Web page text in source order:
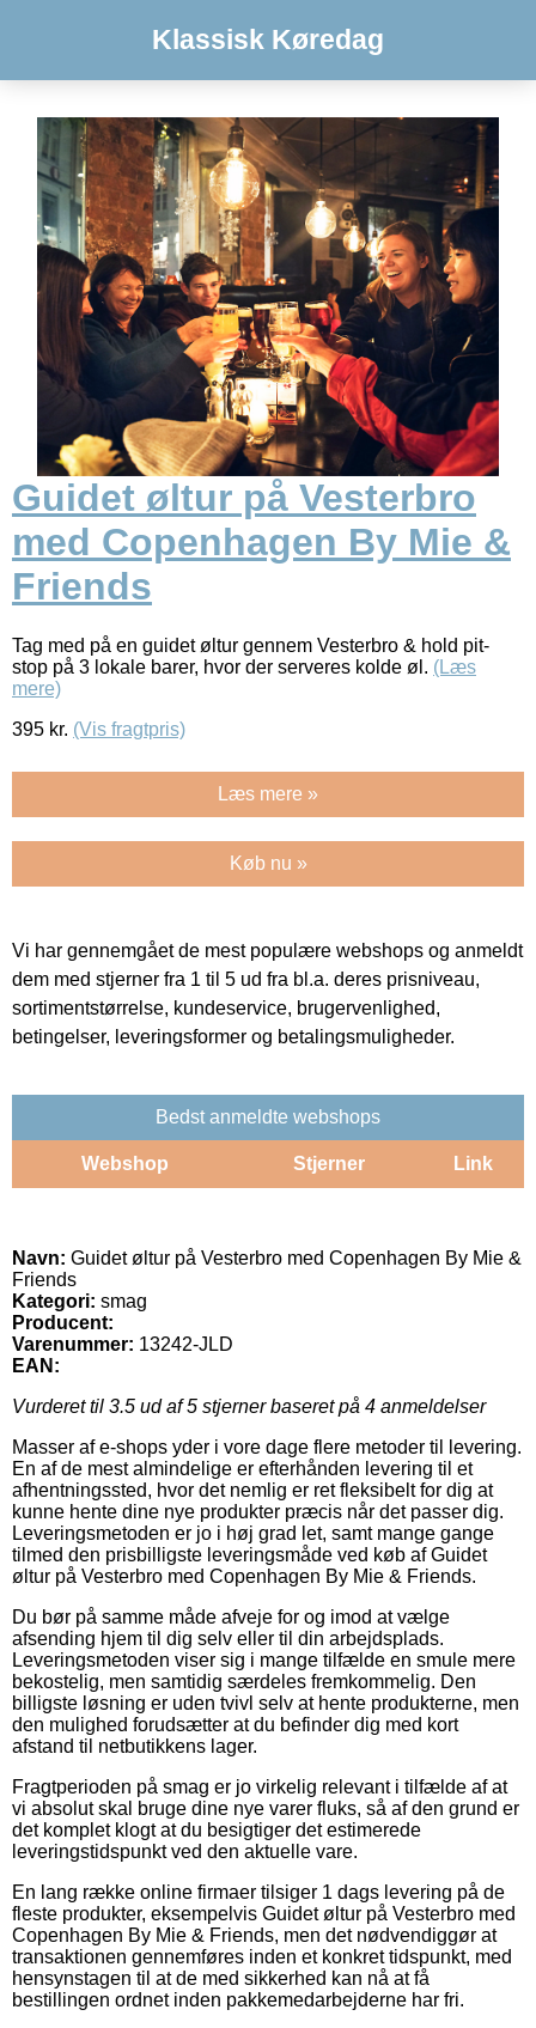
Klassisk Køredag
Guidet øltur på Vesterbro
med Copenhagen By Mie &
Friends
Tag med på en guidet øltur gennem Vesterbro & hold pit-
stop på 3 lokale barer, hvor der serveres kolde øl. (Læs
mere)
395 kr. (Vis fragtpris)
Læs mere »
Køb nu »
Vi har gennemgået de mest populære webshops og anmeldt
dem med stjerner fra 1 til 5 ud fra bl.a. deres prisniveau,
sortimentstørrelse, kundeservice, brugervenlighed,
betingelser, leveringsformer og betalingsmuligheder.
Bedst anmeldte webshops
Webshop Stjerner Link
Navn: Guidet øltur på Vesterbro med Copenhagen By Mie &
Friends
Kategori: smag
Producent:
Varenummer: 13242-JLD
EAN:
Vurderet til 3.5 ud af 5 stjerner baseret på 4 anmeldelser
Masser af e-shops yder i vore dage flere metoder til levering.
En af de mest almindelige er efterhånden levering til et
afhentningssted, hvor det nemlig er ret fleksibelt for dig at
kunne hente dine nye produkter præcis når det passer dig.
Leveringsmetoden er jo i høj grad let, samt mange gange
tilmed den prisbilligste leveringsmåde ved køb af Guidet
øltur på Vesterbro med Copenhagen By Mie & Friends.
Du bør på samme måde afveje for og imod at vælge
afsending hjem til dig selv eller til din arbejdsplads.
Leveringsmetoden viser sig i mange tilfælde en smule mere
bekostelig, men samtidig særdeles fremkommelig. Den
billigste løsning er uden tvivl selv at hente produkterne, men
den mulighed forudsætter at du befinder dig med kort
afstand til netbutikkens lager.
Fragtperioden på smag er jo virkelig relevant i tilfælde af at
vi absolut skal bruge dine nye varer fluks, så af den grund er
det komplet klogt at du besigtiger det estimerede
leveringstidspunkt ved den aktuelle vare.
En lang række online firmaer tilsiger 1 dags levering på de
fleste produkter, eksempelvis Guidet øltur på Vesterbro med
Copenhagen By Mie & Friends, men det nødvendiggør at
transaktionen gennemføres inden et konkret tidspunkt, med
hensynstagen til at de med sikkerhed kan nå at få
bestillingen ordnet inden pakkemedarbejderne har fri.